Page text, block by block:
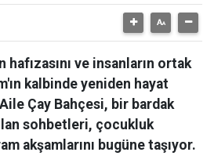
hafızasını ve insanların ortak
kalbinde yeniden hayat
Çay Bahçesi, bir bardak
sohbetleri, çocukluk
akşamlarını bugüne taşıyor.